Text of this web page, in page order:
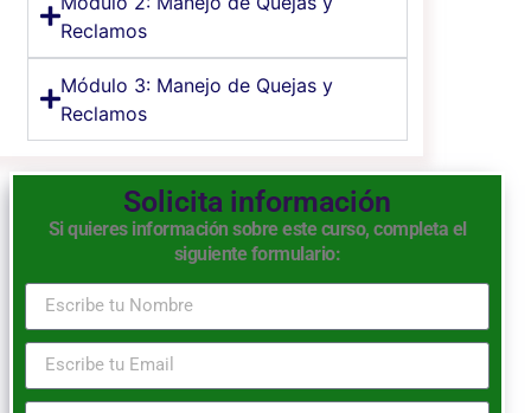
Reclamos
Módulo 3: Manejo de Quejas y
Reclamos
Solicita información
Si quieres información sobre este curso, completa el
siguiente formulario: